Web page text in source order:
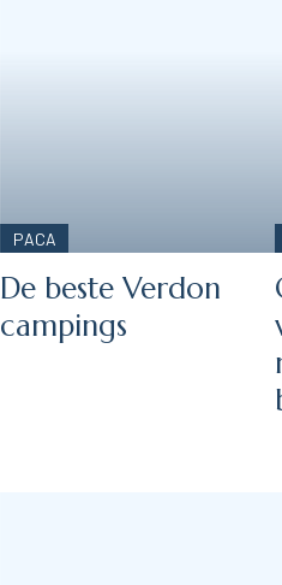
PACA
De beste Verdon
campings